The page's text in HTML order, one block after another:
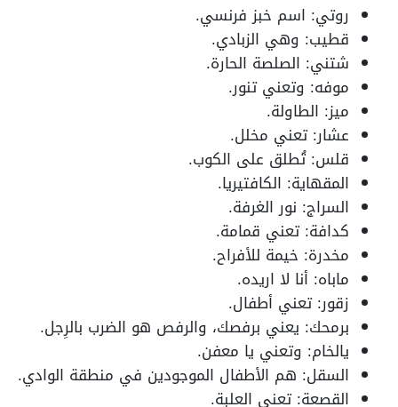
روتي: اسم خبز فرنسي.
قطيب: وهي الزبادي.
شتني: الصلصة الحارة.
موفه: وتعني تنور.
ميز: الطاولة.
عشار: تعني مخلل.
قلس: تُطلق على الكوب.
المقهاية: الكافتيريا.
السراج: نور الغرفة.
كدافة: تعني قمامة.
مخدرة: خيمة للأفراح.
ماباه: أنا لا اريده.
زقور: تعني أطفال.
برمحك: يعني برفصك، والرفص هو الضرب بالرِجل.
يالخام: وتعني يا معفن.
السقل: هم الأطفال الموجودين في منطقة الوادي.
القصعة: تعني العلبة.